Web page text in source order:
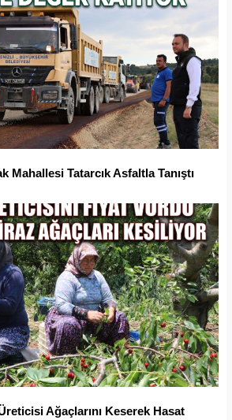
Mahallesi Tatarcık Asfaltla Tanıştı
Ağaçlarını Keserek Hasat